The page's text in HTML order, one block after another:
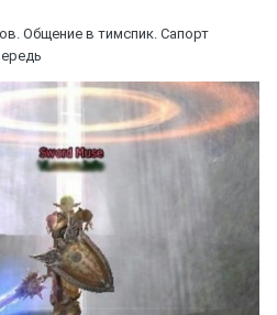
Общение в тимспик. Сапорт